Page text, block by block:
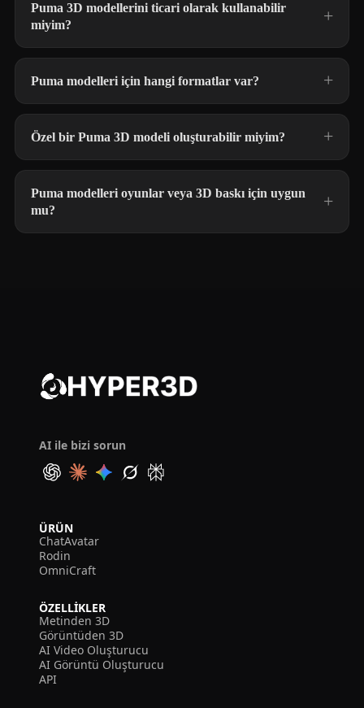
Puma 3D modellerini ticari olarak kullanabilir
miyim?
Puma modelleri için hangi formatlar var?
Özel bir Puma 3D modeli oluşturabilir miyim?
Puma modelleri oyunlar veya 3D baskı için uygun
mu?
AI ile bizi sorun
ÜRÜN
ChatAvatar
Rodin
OmniCraft
ÖZELLIKLER
Metinden 3D
Görüntüden 3D
AI Video Oluşturucu
AI Görüntü Oluşturucu
API